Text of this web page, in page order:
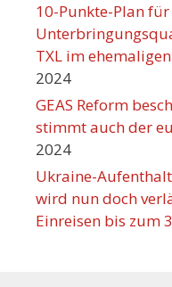
10-Punkte-Plan
TXL im
2024
GEAS Reform
stimmt auch der
2024
Ukraine-
wird nun doch
Einreisen bis zum